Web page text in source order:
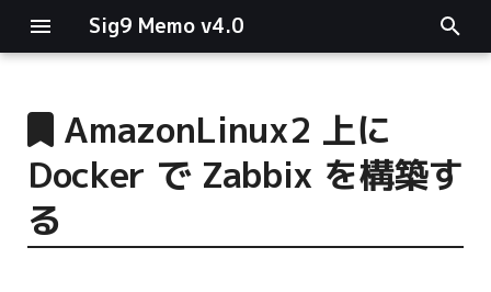
Sig9 Memo v4.0
main関数
リスト関連
AmazonLinux2 上に
Docker で Zabbix を構築す
る